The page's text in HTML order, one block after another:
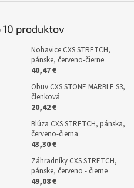
10 produktov
Nohavice CXS STRETCH,
pánske, červeno-čierne
40,47 €
Obuv CXS STONE MARBLE S3,
členková
20,42 €
Blúza CXS STRETCH, pánska,
červeno-čierna
43,30 €
Záhradníky CXS STRETCH,
pánske, červeno - čierne
49,08 €